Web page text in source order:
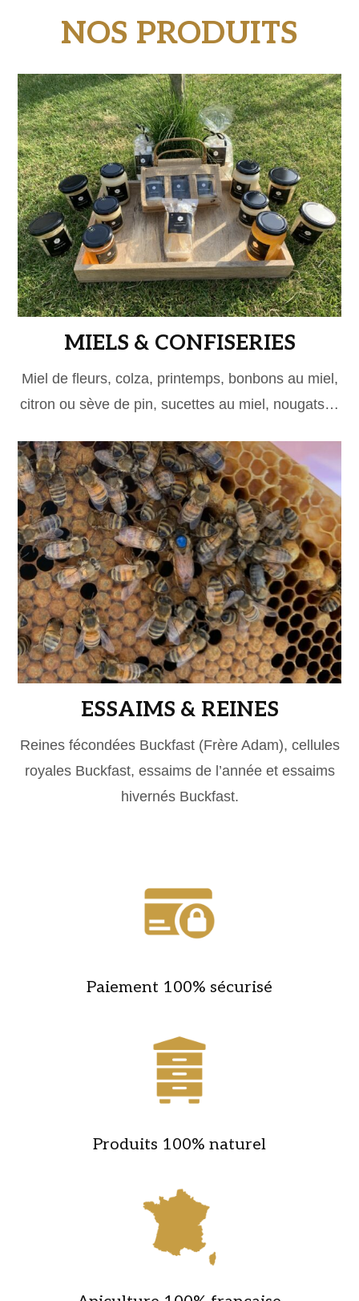
NOS PRODUITS
MIELS & CONFISERIES
Miel de fleurs, colza, printemps, bonbons au miel,
citron ou sève de pin, sucettes au miel, nougats…
ESSAIMS & REINES
Reines fécondées Buckfast (Frère Adam), cellules
royales Buckfast, essaims de l’année et essaims
hivernés Buckfast.
Paiement 100% sécurisé
Produits 100% naturel